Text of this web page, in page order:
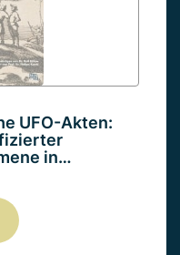
UFO-Akten:
in…